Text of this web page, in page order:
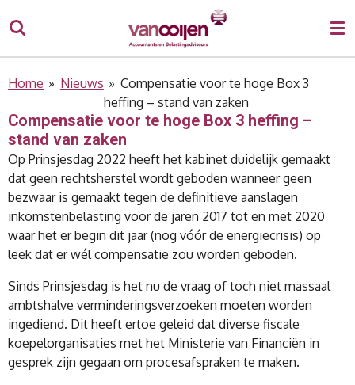
direct
naar
hoofdinhoud
Home » Nieuws » Compensatie voor te hoge Box 3
heffing – stand van zaken
Compensatie voor te hoge Box 3 heffing –
stand van zaken
Op Prinsjesdag 2022 heeft het kabinet duidelijk gemaakt
dat geen rechtsherstel wordt geboden wanneer geen
bezwaar is gemaakt tegen de definitieve aanslagen
inkomstenbelasting voor de jaren 2017 tot en met 2020
waar het er begin dit jaar (nog vóór de energiecrisis) op
leek dat er wél compensatie zou worden geboden.
Sinds Prinsjesdag is het nu de vraag of toch niet massaal
ambtshalve verminderingsverzoeken moeten worden
ingediend. Dit heeft ertoe geleid dat diverse fiscale
koepelorganisaties met het Ministerie van Financiën in
gesprek zijn gegaan om procesafspraken te maken.